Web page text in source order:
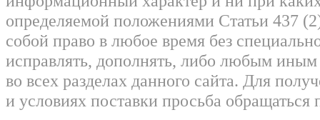
определяемой положениями Статьи 437
собой право в любое время без
исправлять, дополнять, либо любым
во всех разделах данного сайта. Для
и условиях поставки просьба